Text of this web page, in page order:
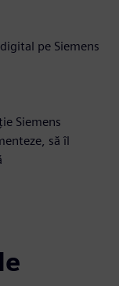
pe Siemens
Siemens
să îl